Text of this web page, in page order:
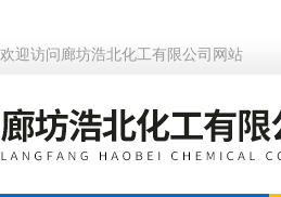
欢迎访问廊坊浩北化工有限公司网站